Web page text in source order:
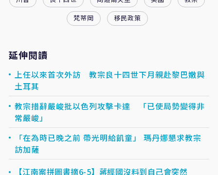
梵蒂岡
移民政策
延伸閱讀
上任以來首次外訪 教宗良十四世下月親赴黎巴嫩與
土耳其
教宗措辭嚴峻批以色列攻擊卡達 「已使局勢變得非
常嚴峻」
「在為時已晚之前 帶光明給飢童」 瑪丹娜懇求教宗
訪加薩
【江南案拼圖書摘6-5】蔣經國沒料到自己會突然